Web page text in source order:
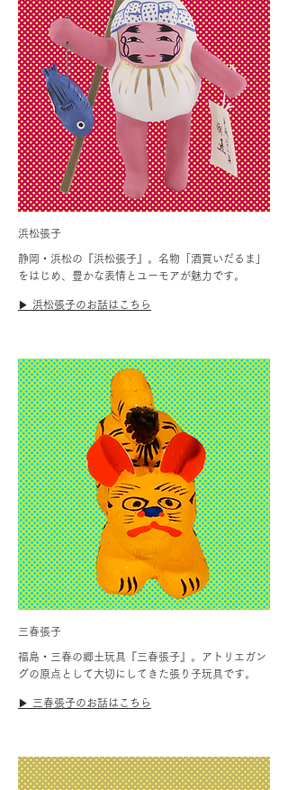
浜松張子
静岡・浜松の『浜松張子』。名物「酒買いだるま」
をはじめ、豊かな表情とユーモアが魅力です。
▶︎ 浜松張子のお話はこちら
三春張子
福島・三春の郷土玩具『三春張子』。アトリエガン
グの原点として大切にしてきた張り子玩具です。
▶︎ 三春張子のお話はこちら